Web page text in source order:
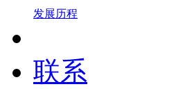
发展历程
联系